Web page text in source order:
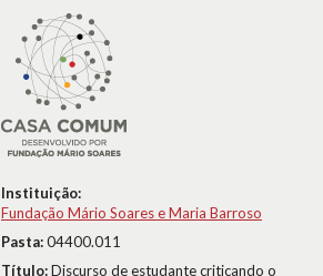
Instituição:
Fundação Mário Soares e Maria Barroso
Pasta:04400.011
Título:Discurso de estudante criticando o